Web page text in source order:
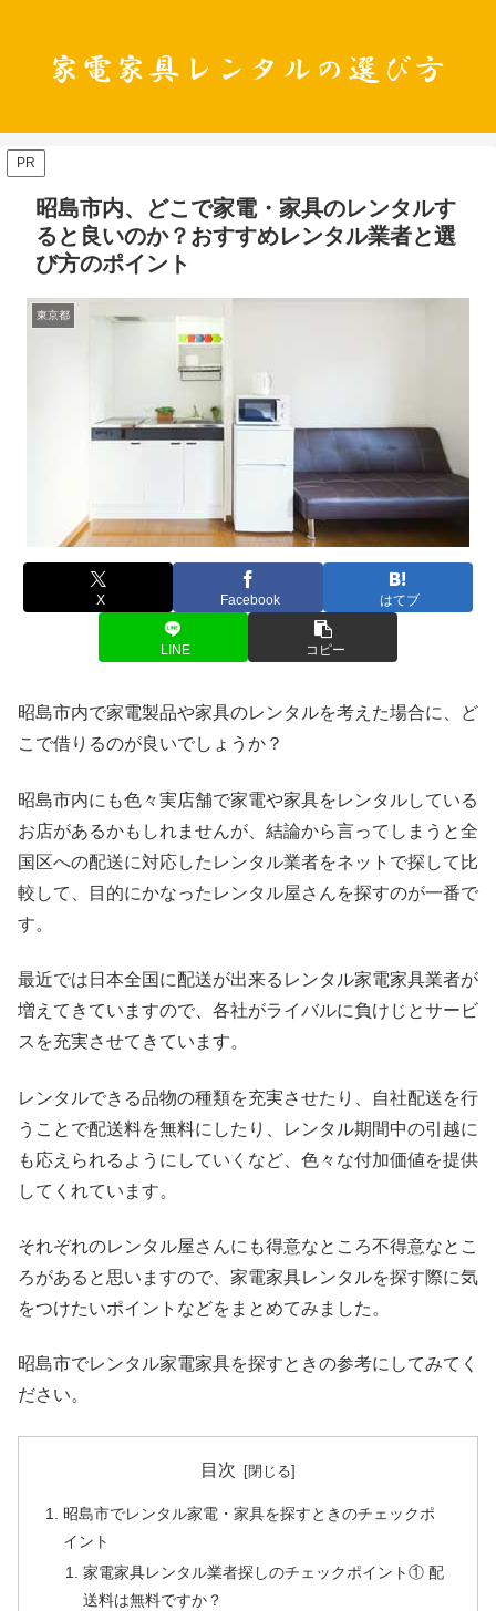
PR
昭島市内、どこで家電・家具のレンタルす
ると良いのか？おすすめレンタル業者と選
び方のポイント
東京都
X Facebook はてブ
LINE コピー
昭島市内で家電製品や家具のレンタルを考えた場合に、ど
こで借りるのが良いでしょうか？
昭島市内にも色々実店舗で家電や家具をレンタルしている
お店があるかもしれませんが、結論から言ってしまうと全
国区への配送に対応したレンタル業者をネットで探して比
較して、目的にかなったレンタル屋さんを探すのが一番で
す。
最近では日本全国に配送が出来るレンタル家電家具業者が
増えてきていますので、各社がライバルに負けじとサービ
スを充実させてきています。
レンタルできる品物の種類を充実させたり、自社配送を行
うことで配送料を無料にしたり、レンタル期間中の引越に
も応えられるようにしていくなど、色々な付加価値を提供
してくれています。
それぞれのレンタル屋さんにも得意なところ不得意なとこ
ろがあると思いますので、家電家具レンタルを探す際に気
をつけたいポイントなどをまとめてみました。
昭島市でレンタル家電家具を探すときの参考にしてみてく
ださい。
目次
昭島市でレンタル家電・家具を探すときのチェックポ
イント
家電家具レンタル業者探しのチェックポイント① 配
送料は無料ですか？